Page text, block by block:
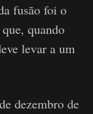
fusão foi o
quando
levar a um
dezembro de